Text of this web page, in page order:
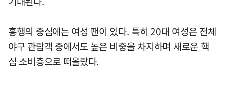
흥행의 중심에는 여성 팬이 있다. 특히 20대 여성은 전체
야구 관람객 중에서도 높은 비중을 차지하며 새로운 핵
심 소비층으로 떠올랐다.